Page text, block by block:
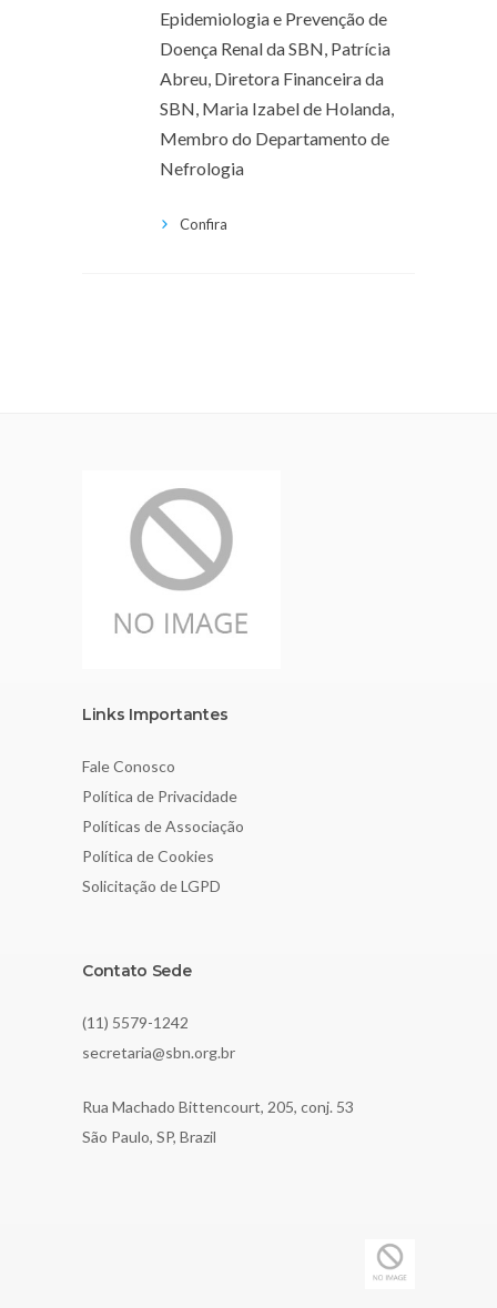
Epidemiologia e Prevenção de
Doença Renal da SBN, Patrícia
Abreu, Diretora Financeira da
SBN, Maria Izabel de Holanda,
Membro do Departamento de
Nefrologia
Confira
Links Importantes
Fale Conosco
Política de Privacidade
Políticas de Associação
Política de Cookies
Solicitação de LGPD
Contato Sede
(11) 5579-1242
secretaria@sbn.org.br
Rua Machado Bittencourt, 205, conj. 53
São Paulo, SP, Brazil